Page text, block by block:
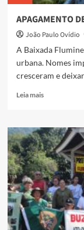
APAGAMENTO
João Paulo Ovídio
A Baixada
urbana. Nomes
cresceram e
Leia maisRead
DE
GRAFITES
EM
DUQUE
DE
CAXIAS